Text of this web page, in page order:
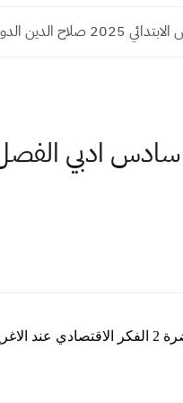
الدين الدور الأول
شرح بالصوت اقتصاد سادس ادبي